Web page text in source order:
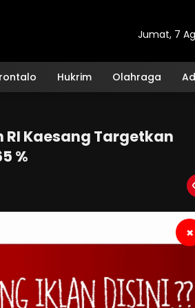
Jumat, 7
Hukrim Olahraga
Kaesang Targetkan
%
×